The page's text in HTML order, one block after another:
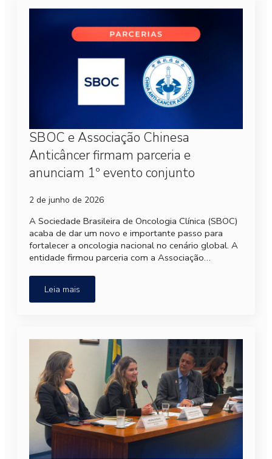
SBOC e Associação Chinesa
Anticâncer firmam parceria e
anunciam 1º evento conjunto
2 de junho de 2026
A Sociedade Brasileira de Oncologia Clínica (SBOC)
acaba de dar um novo e importante passo para
fortalecer a oncologia nacional no cenário global. A
entidade firmou parceria com a Associação…
Leia mais